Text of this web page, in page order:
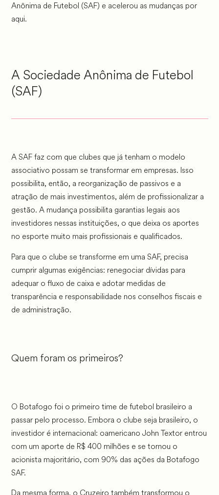
Anônima de Futebol (SAF) e acelerou as mudanças por
aqui.
A Sociedade Anônima de Futebol
(SAF)
A SAF faz com que clubes que já tenham o modelo
associativo possam se transformar em empresas. Isso
possibilita, então, a reorganização de passivos e a
atração de mais investimentos, além de profissionalizar a
gestão. A mudança possibilita garantias legais aos
investidores nessas instituições, o que deixa os aportes
no esporte muito mais profissionais e qualificados.
Para que o clube se transforme em uma SAF, precisa
cumprir algumas exigências: renegociar dívidas para
adequar o fluxo de caixa e adotar medidas de
transparência e responsabilidade nos conselhos fiscais e
de administração.
Quem foram os primeiros?
O Botafogo foi o primeiro time de futebol brasileiro a
passar pelo processo. Embora o clube seja brasileiro, o
investidor é internacional: oamericano John Textor entrou
com um aporte de R$ 400 milhões e se tornou o
acionista majoritário, com 90% das ações da Botafogo
SAF.
Da mesma forma, o Cruzeiro também transformou o